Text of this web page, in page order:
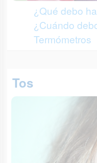
¿Qué debo
¿Cuándo
Termómetros
Tos